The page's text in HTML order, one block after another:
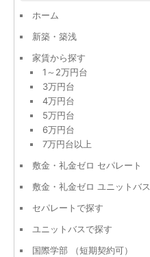
ホーム
新築・築浅
家賃から探す
1～2万円台
3万円台
4万円台
5万円台
6万円台
7万円台以上
敷金・礼金ゼロ セパレート
敷金・礼金ゼロ ユニットバス
セパレートで探す
ユニットバスで探す
国際学部 （短期契約可）